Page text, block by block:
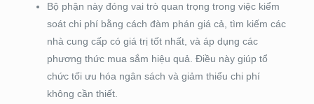
Bộ phận này đóng vai trò quan trọng trong việc kiểm
soát chi phí bằng cách đàm phán giá cả, tìm kiếm các
nhà cung cấp có giá trị tốt nhất, và áp dụng các
phương thức mua sắm hiệu quả. Điều này giúp tổ
chức tối ưu hóa ngân sách và giảm thiểu chi phí
không cần thiết.